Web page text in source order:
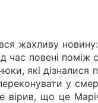
жахливу
час повені поміж
які дізналися
у
вірив, що це